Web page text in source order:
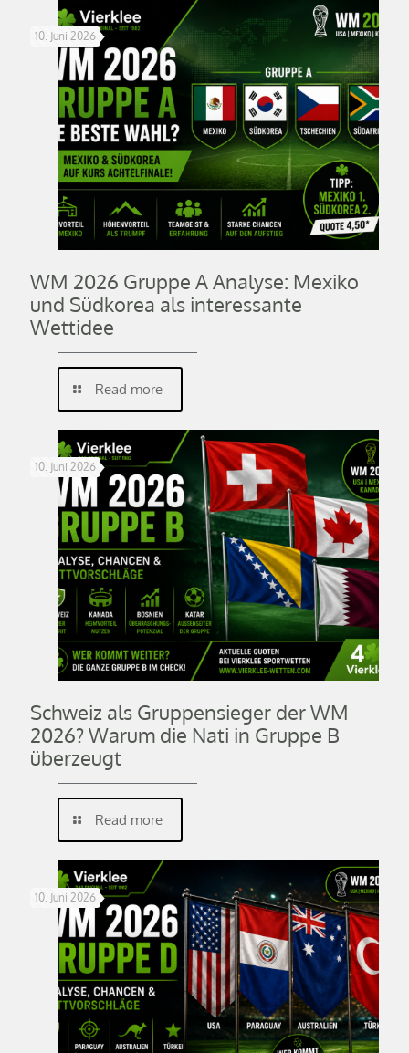
10. Juni 2026
WM 2026 Gruppe A Analyse: Mexiko
und Südkorea als interessante
Wettidee
Read more
10. Juni 2026
Schweiz als Gruppensieger der WM
2026? Warum die Nati in Gruppe B
überzeugt
Read more
10. Juni 2026